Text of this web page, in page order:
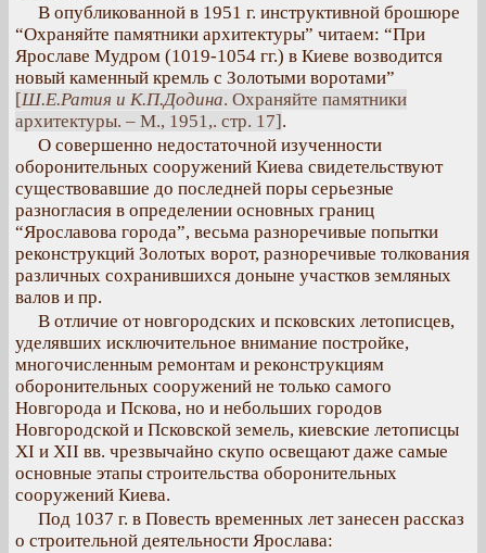
В опубликованной в 1951 г. инструктивной брошюре
“Охраняйте памятники архитектуры” читаем: “При
Ярославе Мудром (1019-1054 гг.) в Киеве возводится
новый каменный кремль с Золотыми воротами”
[Ш.Е.Ратия и К.П.Додина. Охраняйте памятники
архитектуры. – М., 1951,. стр. 17].
О совершенно недостаточной изученности
оборонительных сооружений Киева свидетельствуют
существовавшие до последней поры серьезные
разногласия в определении основных границ
“Ярославова города”, весьма разноречивые попытки
реконструкций Золотых ворот, разноречивые толкования
различных сохранившихся доныне участков земляных
валов и пр.
В отличие от новгородских и псковских летописцев,
уделявших исключительное внимание постройке,
многочисленным ремонтам и реконструкциям
оборонительных сооружений не только самого
Новгорода и Пскова, но и небольших городов
Новгородской и Псковской земель, киевские летописцы
XI и XII вв. чрезвычайно скупо освещают даже самые
основные этапы строительства оборонительных
сооружений Киева.
Под 1037 г. в Повесть временных лет занесен рассказ
о строительной деятельности Ярослава: